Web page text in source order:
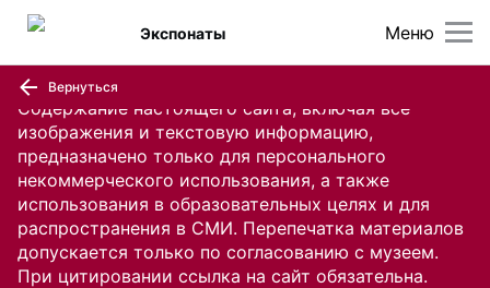
Содержание настоящего сайта, включая все
изображения и текстовую информацию,
предназначено только для персонального
некоммерческого использования, а также
использования в образовательных целях и для
распространения в СМИ. Перепечатка материалов
допускается только по согласованию с музеем.
При цитировании ссылка на сайт обязательна.
Меню
Экспонаты
Вернуться